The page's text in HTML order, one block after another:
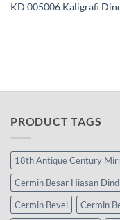
KD 005006 Kaligrafi
PRODUCT TAGS
18th Antique Century
Cermin Besar Hiasan
Cermin Bevel
Cermin